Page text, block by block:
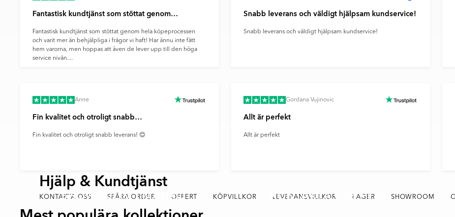
Fantastisk kundtjänst som stöttat genom…
Fantastisk kundtjänst som stöttat genom hela köpeprocessen
och varit mer än behjälpliga i frågor vi haft! Har ännu inte fått
hem varorna, men hoppas att även de lever upp till den höga
service nivån....
Snabb leverans och väldigt hjälpsam kundservice!
Snabb leverans och väldigt hjälpsam kundservice!
Anne
Fin kvalitet och otroligt snabb…
Fin kvalitet och otroligt snabb leverans! 😊
Gordana Vujinovic
Allt är perfekt
Allt är perfekt
Hjälp & Kundtjänst
KONTAKTA OSS SPÅRA ORDER OFFERT KÖPVILLKOR LEVERANSVILLKOR LAGER SHOWROOM
SHOWROOM I MALMÖ KONTAKTA OSS / FAQ